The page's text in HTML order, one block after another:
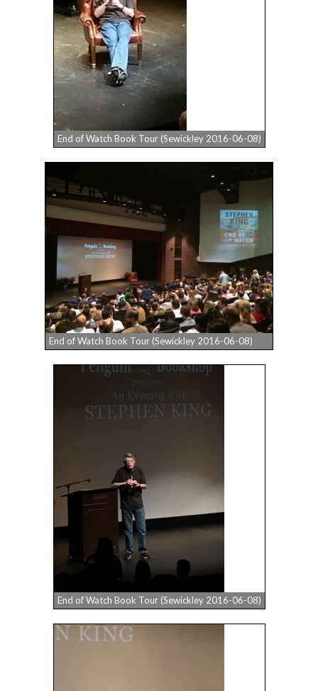
End of Watch Book Tour (Sewickley 2016-06-08)
End of Watch Book Tour (Sewickley 2016-06-08)
End of Watch Book Tour (Sewickley 2016-06-08)